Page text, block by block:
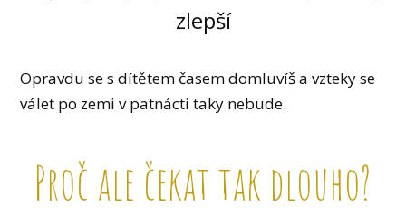
zlepší
Opravdu se s dítětem časem domluvíš a vzteky se
válet po zemi v patnácti taky nebude.
Proč ale čekat tak dlouho?